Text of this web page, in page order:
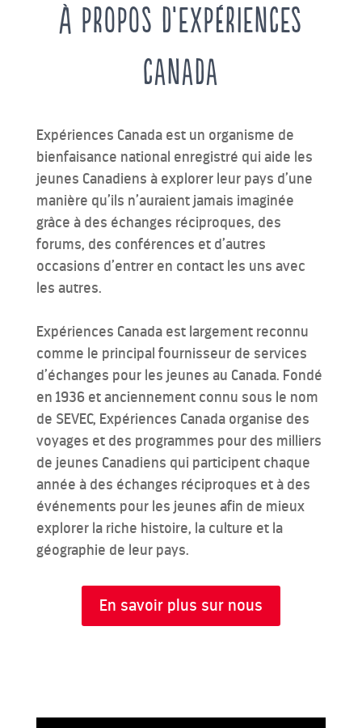
À PROPOS D’EXPÉRIENCES
CANADA
Expériences Canada est un organisme de
bienfaisance national enregistré qui aide les
jeunes Canadiens à explorer leur pays d’une
manière qu’ils n’auraient jamais imaginée
grâce à des échanges réciproques, des
forums, des conférences et d’autres
occasions d’entrer en contact les uns avec
les autres.
Expériences Canada est largement reconnu
comme le principal fournisseur de services
d’échanges pour les jeunes au Canada. Fondé
en 1936 et anciennement connu sous le nom
de SEVEC, Expériences Canada organise des
voyages et des programmes pour des milliers
de jeunes Canadiens qui participent chaque
année à des échanges réciproques et à des
événements pour les jeunes afin de mieux
explorer la riche histoire, la culture et la
géographie de leur pays.
En savoir plus sur nous